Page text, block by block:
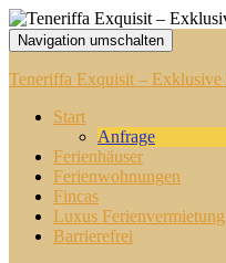
Navigation umschalten
Teneriffa Exquisit – Exklusive
Start
Anfrage
Ferienhäuser
Ferienwohnungen
Fincas
Luxus Ferienvermietung
Barrierefrei